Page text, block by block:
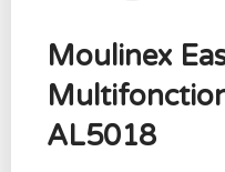
Moulinex
AL5018